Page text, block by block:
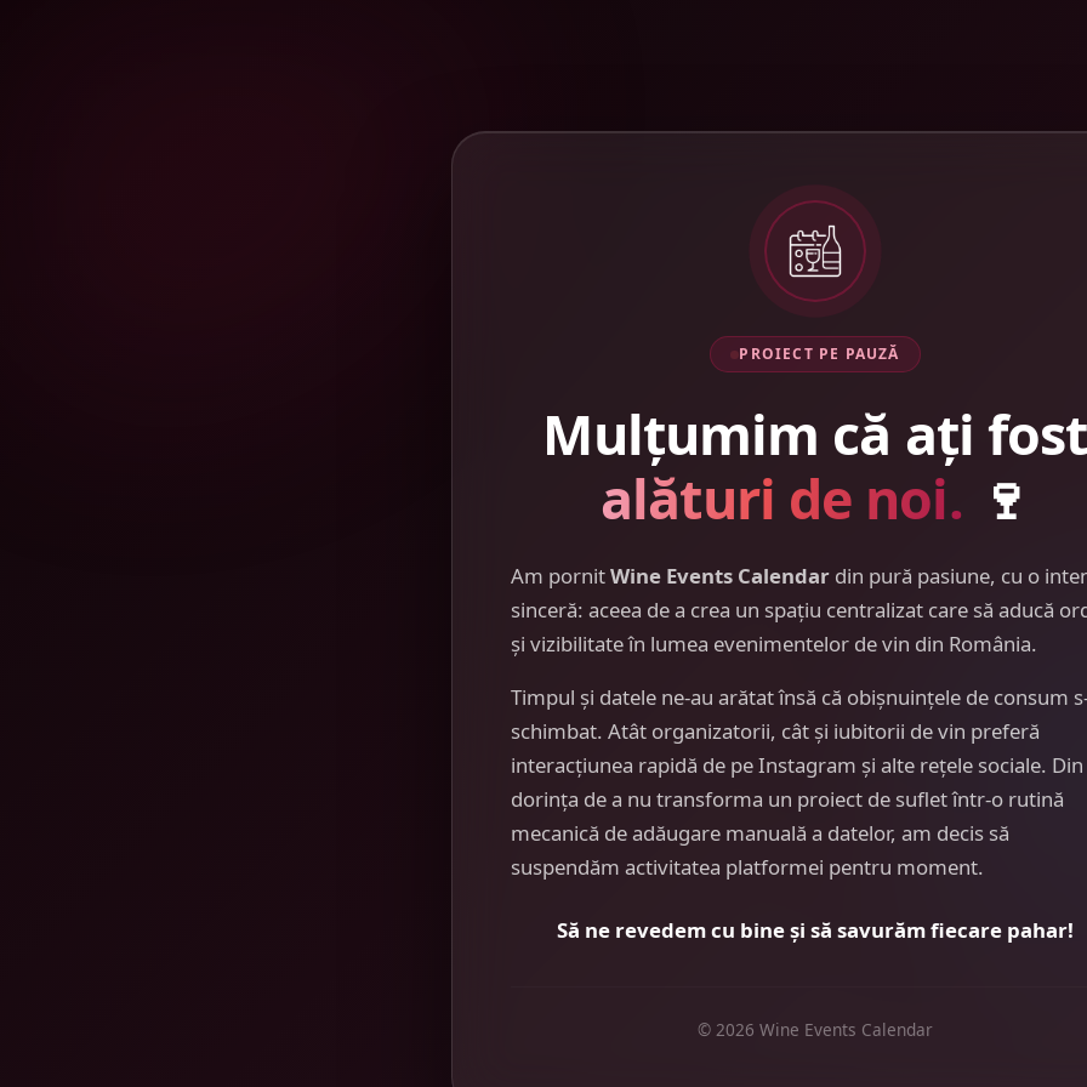
PROIECT PE PAUZĂ
Mulțumim că ați fost
alături de noi. 🍷
Am pornitWine Events Calendar din pură pasiune, cu o
sinceră: aceea de a crea un spațiu centralizat care să aducă
și vizibilitate în lumea evenimentelor de vin din România.
Timpul și datele ne-au arătat însă că obișnuințele de consum
schimbat. Atât organizatorii, cât și iubitorii de vin preferă
interacțiunea rapidă de pe Instagram și alte rețele sociale. Din
dorința de a nu transforma un proiect de suflet într-o rutină
mecanică de adăugare manuală a datelor, am decis să
suspendăm activitatea platformei pentru moment.
Să ne revedem cu bine și să savurăm fiecare pahar!
© 2026 Wine Events Calendar